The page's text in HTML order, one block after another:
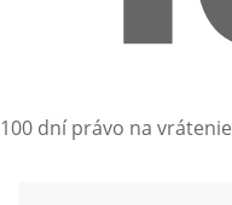
100 dní právo na vrátenie